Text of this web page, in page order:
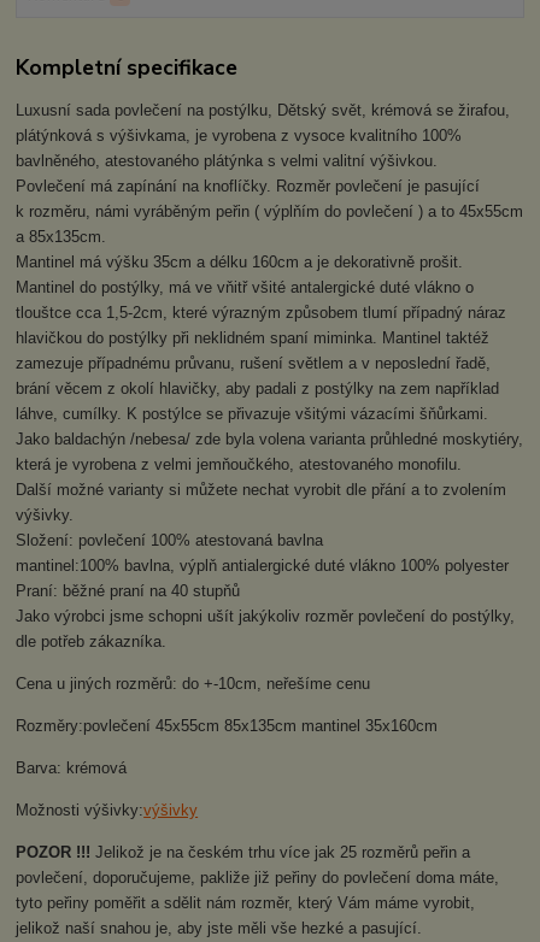
Kompletní specifikace
Luxusní sada povlečení na postýlku, Dětský svět, krémová se žirafou,
plátýnková s výšivkama, je vyrobena z vysoce kvalitního 100%
bavlněného, atestovaného plátýnka s velmi valitní výšivkou.
Povlečení má zapínání na knoflíčky. Rozměr povlečení je pasující
k rozměru, námi vyráběným peřin ( výplňím do povlečení ) a to 45x55cm
a 85x135cm.
Mantinel má výšku 35cm a délku 160cm a je dekorativně prošit.
Mantinel do postýlky, má ve vňitř všité antalergické duté vlákno o
tlouštce cca 1,5-2cm, které výrazným způsobem tlumí případný náraz
hlavičkou do postýlky při neklidném spaní miminka. Mantinel taktéž
zamezuje případnému průvanu, rušení světlem a v neposlední řadě,
brání věcem z okolí hlavičky, aby padali z postýlky na zem například
láhve, cumílky. K postýlce se přivazuje všitými vázacími šňůrkami.
Jako baldachýn /nebesa/ zde byla volena varianta průhledné moskytiéry,
která je vyrobena z velmi jemňoučkého, atestovaného monofilu.
Další možné varianty si můžete nechat vyrobit dle přání a to zvolením
výšivky.
Složení: povlečení 100% atestovaná bavlna
mantinel:100% bavlna, výplň antialergické duté vlákno 100% polyester
Praní: běžné praní na 40 stupňů
Jako výrobci jsme schopni ušít jakýkoliv rozměr povlečení do postýlky,
dle potřeb zákazníka.
Cena u jiných rozměrů: do +-10cm, neřešíme cenu
Rozměry:povlečení 45x55cm 85x135cm mantinel 35x160cm
Barva: krémová
Možnosti výšivky:výšivky
POZOR !!!Jelikož je na českém trhu více jak 25 rozměrů peřin a
povlečení, doporučujeme, pakliže již peřiny do povlečení doma máte,
tyto peřiny poměřit a sdělit nám rozměr, který Vám máme vyrobit,
jelikož naší snahou je, aby jste měli vše hezké a pasující.